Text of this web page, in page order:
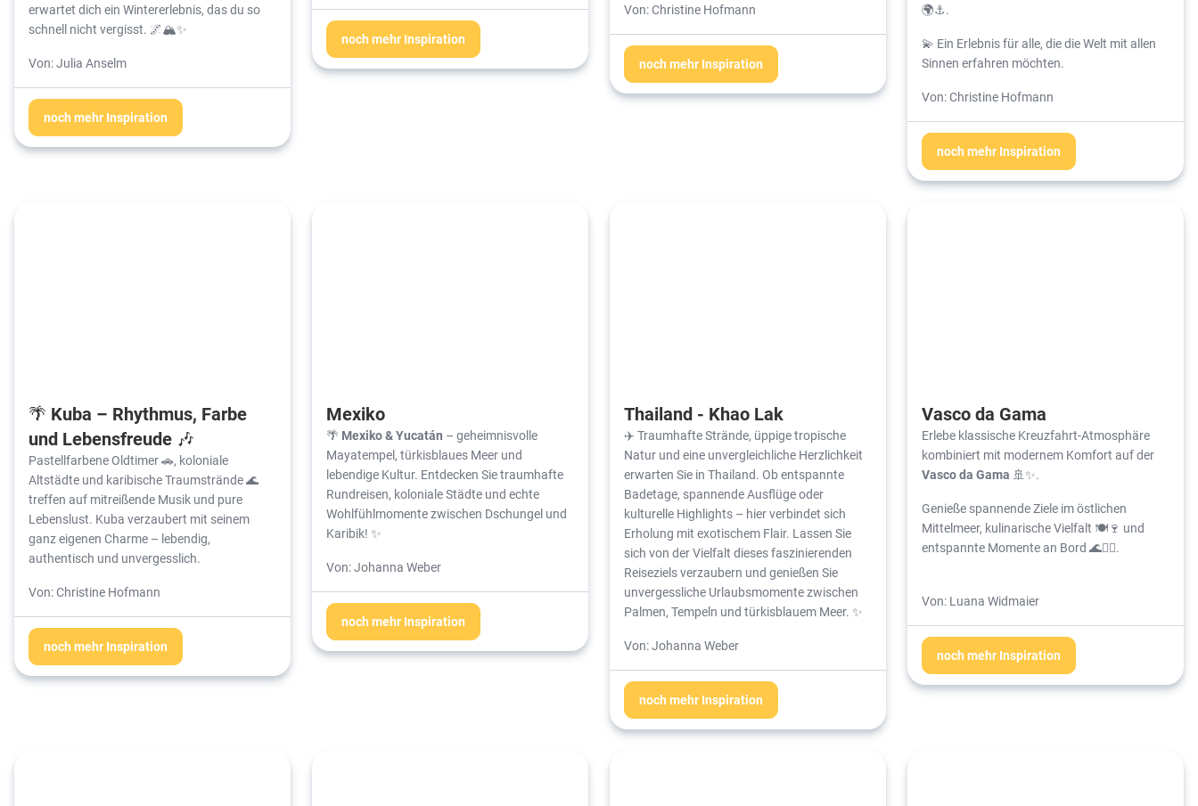
erwartet dich ein Wintererlebnis, das du so
schnell nicht vergisst. 🌌🏔️✨
Von: Julia Anselm
noch mehr Inspiration
noch mehr Inspiration
Von: Christine Hofmann
noch mehr Inspiration
🌍⚓.
💫 Ein Erlebnis für alle, die die Welt mit allen
Sinnen erfahren möchten.
Von: Christine Hofmann
noch mehr Inspiration
🌴 Kuba – Rhythmus, Farbe
und Lebensfreude 🎶
Pastellfarbene Oldtimer 🚗, koloniale
Altstädte und karibische Traumstrände 🌊
treffen auf mitreißende Musik und pure
Lebenslust. Kuba verzaubert mit seinem
ganz eigenen Charme – lebendig,
authentisch und unvergesslich.
Von: Christine Hofmann
noch mehr Inspiration
Mexiko
🌴 Mexiko & Yucatán – geheimnisvolle
Mayatempel, türkisblaues Meer und
lebendige Kultur. Entdecken Sie traumhafte
Rundreisen, koloniale Städte und echte
Wohlfühlmomente zwischen Dschungel und
Karibik! ✨
Von: Johanna Weber
noch mehr Inspiration
Thailand - Khao Lak
✈️ Traumhafte Strände, üppige tropische
Natur und eine unvergleichliche Herzlichkeit
erwarten Sie in Thailand. Ob entspannte
Badetage, spannende Ausflüge oder
kulturelle Highlights – hier verbindet sich
Erholung mit exotischem Flair. Lassen Sie
sich von der Vielfalt dieses faszinierenden
Reiseziels verzaubern und genießen Sie
unvergessliche Urlaubsmomente zwischen
Palmen, Tempeln und türkisblauem Meer. ✨
Von: Johanna Weber
noch mehr Inspiration
Vasco da Gama
Erlebe klassische Kreuzfahrt-Atmosphäre
kombiniert mit modernem Komfort auf der
Vasco da Gama 🚢✨.
Genieße spannende Ziele im östlichen
Mittelmeer, kulinarische Vielfalt 🍽️🍷 und
entspannte Momente an Bord 🌊🧘‍♀️.
Von: Luana Widmaier
noch mehr Inspiration